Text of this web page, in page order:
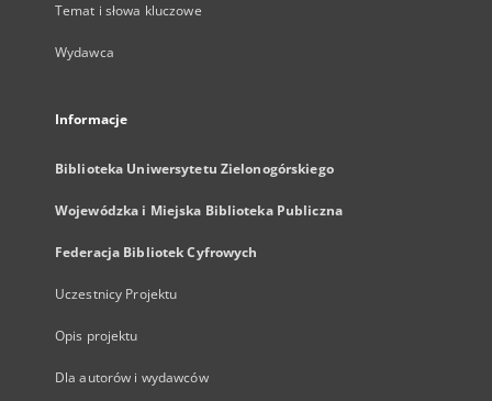
Temat i słowa kluczowe
Wydawca
Informacje
Biblioteka Uniwersytetu Zielonogórskiego
Wojewódzka i Miejska Biblioteka Publiczna
Federacja Bibliotek Cyfrowych
Uczestnicy Projektu
Opis projektu
Dla autorów i wydawców